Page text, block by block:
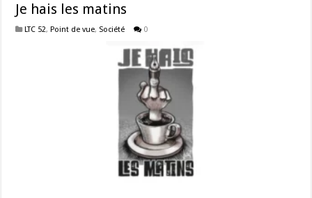
Je hais les matins
LTC 52, Point de vue, Société 0